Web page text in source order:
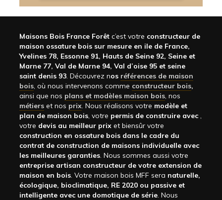
Maisons Bois France Forêt c’est votre constructeur de
maison ossature bois sur mesure en ile de France,
Yvelines 78, Essonne 91, Hauts de Seine 92, Seine et
Marne 77, Val de Marne 94, Val d’oise 95 et seine
saint denis 93. Découvrez nos références de maison
bois, où nous intervenons comme constructeur bois,
ainsi que nos plans et modèles maison bois, nos
métiers et nos prix. Nous réalisons votre modèle et
plan de maison bois, votre permis de construire avec ,
votre devis au meilleur prix et biensûr votre
construction en ossature bois dans le cadre du
contrat de construction de maisons individuelle avec
les meilleures garanties. Nous sommes aussi votre
entreprise artisan constructeur de votre extension de
maison en bois. Votre maison bois MFF sera naturelle,
écologique, bioclimatique, RE 2020 ou passive et
intelligente avec une domotique de série. Nous